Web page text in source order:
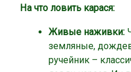
На что ловить карася:
Живые наживки:
земляные,
ручейник –